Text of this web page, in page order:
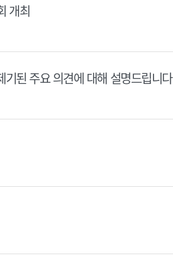
개최
된 주요 의견에 대해 설명드립니다